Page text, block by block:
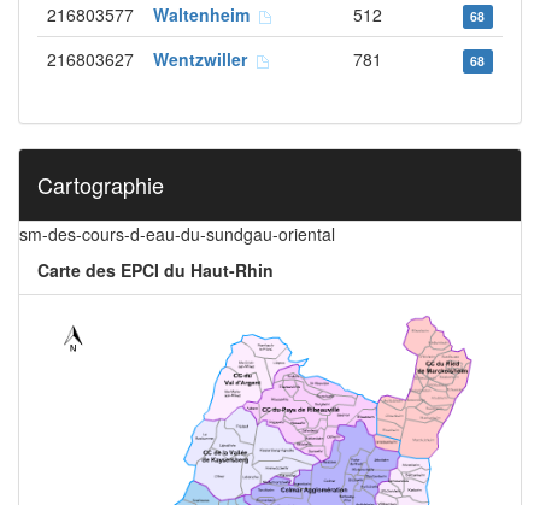
216803577 Waltenheim 512 68
216803627 Wentzwiller 781 68
Cartographie
sm-des-cours-d-eau-du-sundgau-oriental
Carte des EPCI du Haut-Rhin